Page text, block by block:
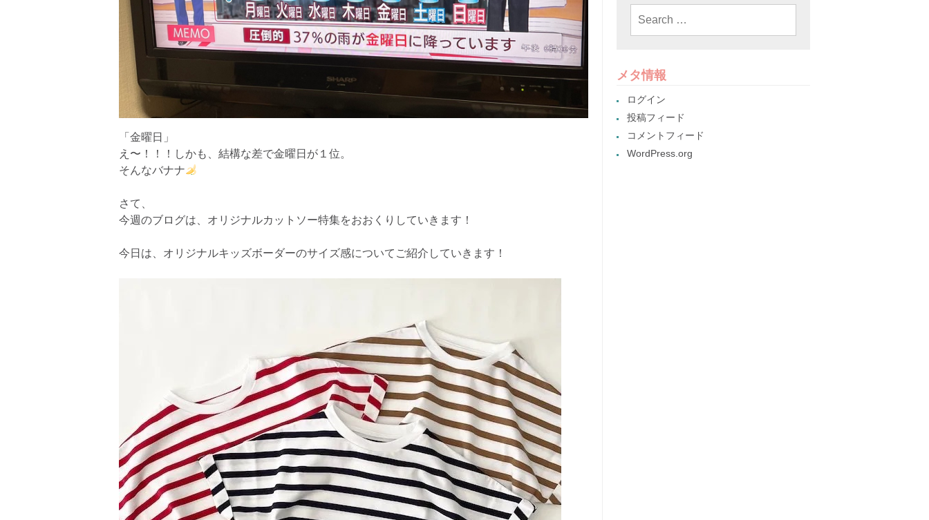
「金曜日」
え〜！！！しかも、結構な差で金曜日が１位。
そんなバナナ
さて、
今週のブログは、オリジナルカットソー特集をおおくりしていきます！
今日は、オリジナルキッズボーダーのサイズ感についてご紹介していきます！
メタ情報
ログイン
投稿フィード
コメントフィード
WordPress.org